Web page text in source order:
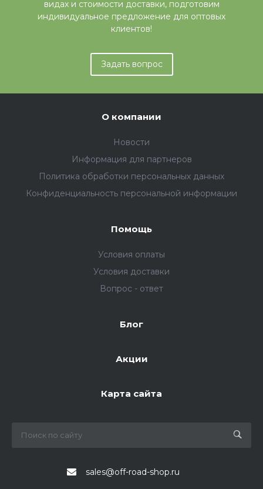
видах и стоимости доставки, подготовим
индивидуальное предложение для оптовых
клиентов!
Задать вопрос
О компании
Новости
Информация для партнеров
Политика обработки персональных данных
Конфиденциальность персональной информации
Помощь
Условия оплаты
Условия доставки
Вопрос - ответ
Блог
Акции
Карта сайта
sales@off-road-shop.ru